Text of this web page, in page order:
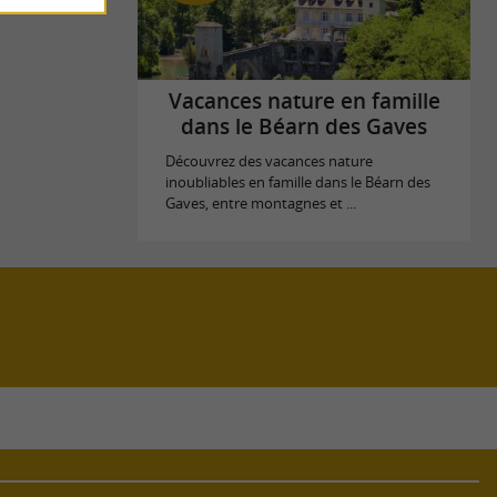
Vacances nature en famille
dans le Béarn des Gaves
Découvrez des vacances nature
inoubliables en famille dans le Béarn des
Gaves, entre montagnes et ...